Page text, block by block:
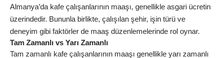
Almanya’da kafe çalışanlarının maaşı, genellikle asgari ücretin
üzerindedir. Bununla birlikte, çalışılan şehir, işin türü ve
deneyim gibi faktörler de maaş düzenlemelerinde rol oynar.
Tam Zamanlı vs Yarı Zamanlı
Tam zamanlı kafe çalışanlarının maaşı genellikle yarı zamanlı